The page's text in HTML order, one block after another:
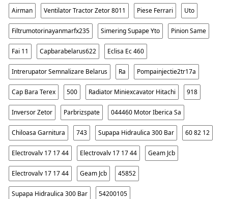
Airman Ventilator Tractor Zetor 8011 Piese Ferrari Uto
Filtrumotorinayanmarfx235 Simering Supape Yto Pinion Same
Fai 11 Capbarabelarus622 Eclisa Ec 460
Intrerupator Semnalizare Belarus Ra Pompainjectie2tr17a
Cap Bara Terex 500 Radiator Miniexcavator Hitachi 918
Inversor Zetor Parbrizspate 044460 Motor Iberica Sa
Chiloasa Garnitura 743 Supapa Hidraulica 300 Bar 60 82 12
Electrovalv 17 17 44 Electrovalv 17 17 44 Geam Jcb
Electrovalv 17 17 44 Geam Jcb 45852
Supapa Hidraulica 300 Bar 54200105